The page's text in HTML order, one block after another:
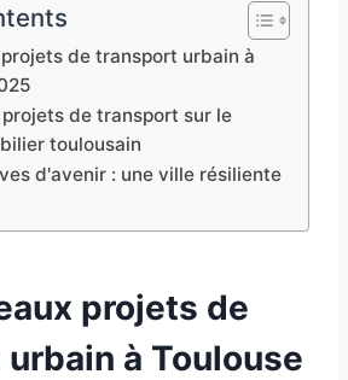
de transport urbain à
de transport sur le
toulousain
d'avenir : une ville résiliente
projets de
à Toulouse